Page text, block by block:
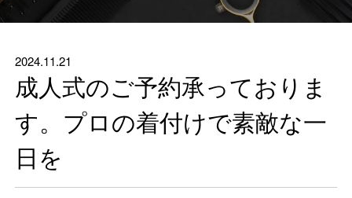
2024.11.21
成人式のご予約承っておりま
す。プロの着付けで素敵な一
日を